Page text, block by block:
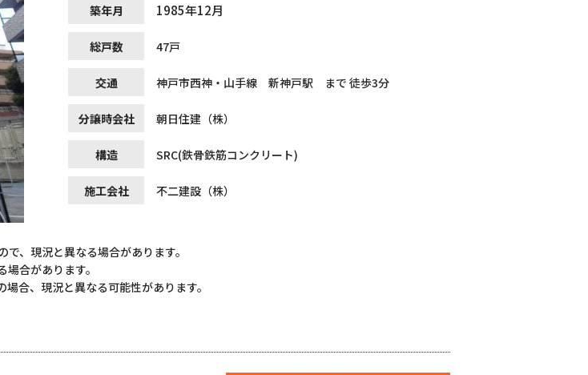
築年月 1985年12月
総戸数 47戸
交通 神戸市西神・山手線 新神戸駅 まで 徒歩3分
分譲時会社 朝日住建（株）
構造 SRC(鉄骨鉄筋コンクリート)
施工会社 不二建設（株）
、現況と異なる場合があります。
合があります。
合、現況と異なる可能性があります。